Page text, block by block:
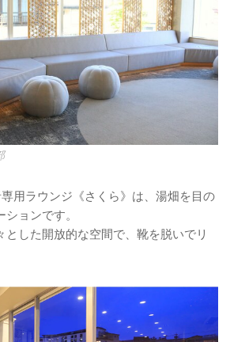
用ラウンジ《さくら》は、湯畑を目の
ョンです。
とした開放的な空間で、靴を脱いでリ